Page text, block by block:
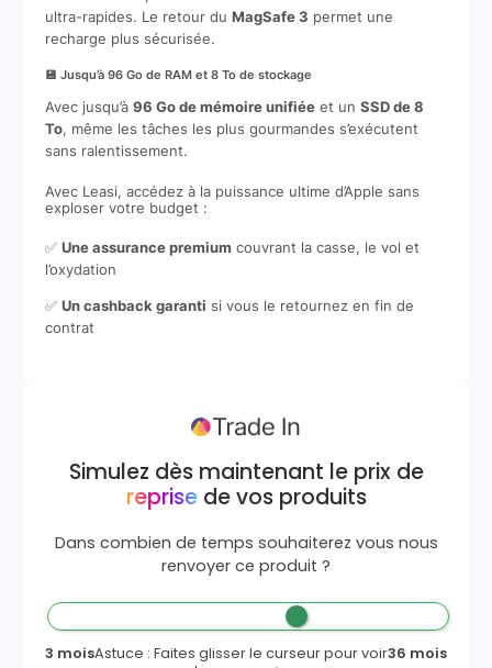
ultra-rapides. Le retour du MagSafe 3 permet une
recharge plus sécurisée.
💾 Jusqu’à 96 Go de RAM et 8 To de stockage
Avec jusqu’à 96 Go de mémoire unifiéeet un SSD de 8
To, même les tâches les plus gourmandes s’exécutent
sans ralentissement.
Avec Leasi, accédez à la puissance ultime d’Apple sans
exploser votre budget :
✅ Une assurance premium couvrant la casse, le vol et
l’oxydation
✅ Un cashback garanti si vous le retournez en fin de
contrat
Simulez dès maintenant le prix de
reprisede vos produits
Dans combien de temps souhaiterez vous nous
renvoyer ce produit ?
3 moisAstuce : Faites glisser le curseur pour voir36 mois